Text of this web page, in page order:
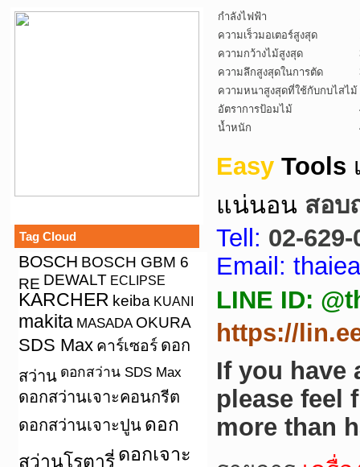
Tag Cloud
BOSCH BOSCH GBM 6
RE DEWALT ECLIPSE
KARCHER keiba KUANI
makita MASADA OKURA
SDS Max คาร์เซอร์ ดอก
สว่าน ดอกสว่าน SDS Max
ดอกสว่านเจาะคอนกรีต
ดอกสว่านเจาะปูน ดอก
สว่านโรตารี่ ดอกเจาะ
กำลังไฟฟ้า
ความเร็วมอเตอร์สูงสุด
ความกว้างไม้สูงสุด
ความลึกสูงสุดในการตัด
ความหนาสูงสุดที่ใช้กับกบไสไม้
อัตราการป้อมไม้
น้ำหนัก
Easy Tools
แน่นอน สอบ
Tell: 02-629-
Email:
LINE ID:
https://
If you have
please feel
more than